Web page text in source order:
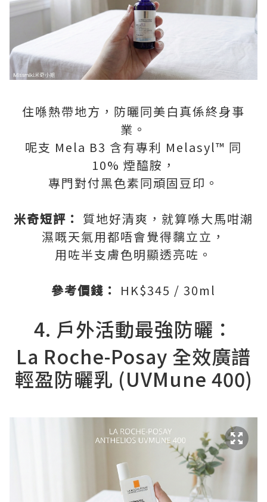
住喺熱帶地方，防曬同美白真係終身事
業。
呢支 Mela B3 含有專利 Melasyl™ 同
10% 煙醯胺，
專門對付黑色素同頑固豆印。
米奇短評： 質地好清爽，就算喺大馬咁潮
濕嘅天氣用都唔會覺得黐立立，
用咗半支膚色明顯透亮咗。
參考價錢： HK$345 / 30ml
4. 戶外活動最強防曬：
La Roche-Posay 全效廣譜
輕盈防曬乳 (UVMune 400)